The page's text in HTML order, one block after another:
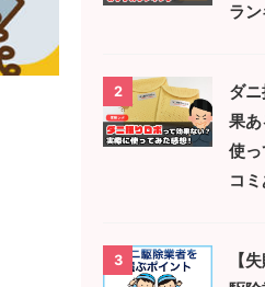
ラ
2
ダ
果あ
使
コミ
3
【